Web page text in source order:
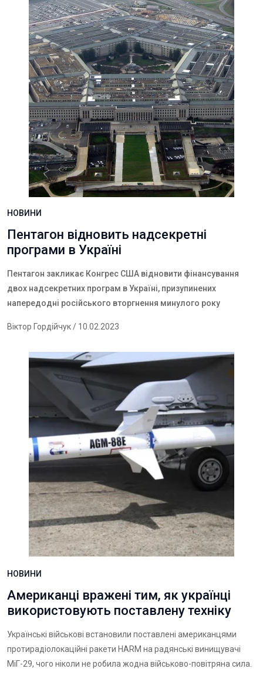
НОВИНИ
Пентагон відновить надсекретні
програми в Україні
Пентагон закликає Конгрес США відновити фінансування
двох надсекретних програм в Україні, призупинених
напередодні російського вторгнення минулого року
Віктор Гордійчук/ 10.02.2023
НОВИНИ
Американці вражені тим, як українці
використовують поставлену техніку
Українські військові встановили поставлені американцями
протирадіолокаційні ракети HARM на радянські винищувачі
МіГ-29, чого ніколи не робила жодна військово-повітряна сила.